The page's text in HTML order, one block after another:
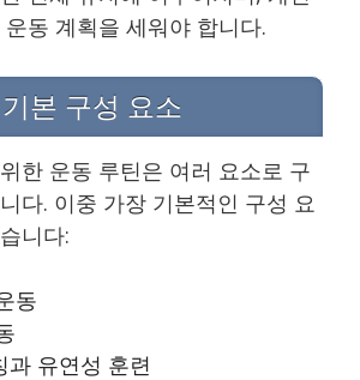
동 계획을 세워야 합니다.
본 구성 요소
한 운동 루틴은 여러 요소로 구
다. 이중 가장 기본적인 구성 요
니다:
동
과 유연성 훈련